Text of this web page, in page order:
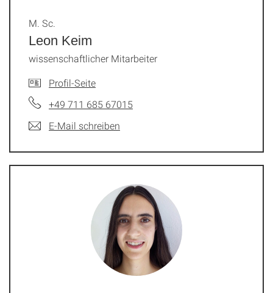
Leon Keim
M. Sc.
wissenschaftlicher Mitarbeiter
Profil-Seite
+49 711 685 67015
E-Mail schreiben